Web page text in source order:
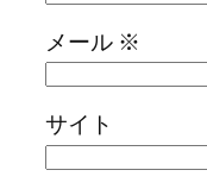
メール ※
サイト